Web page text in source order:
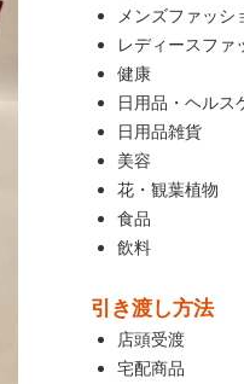
メンズファッシ
レディースファ
健康
日用品・ヘルス
日用品雑貨
美容
花・観葉植物
食品
飲料
引き渡し方法
店頭受渡
宅配商品